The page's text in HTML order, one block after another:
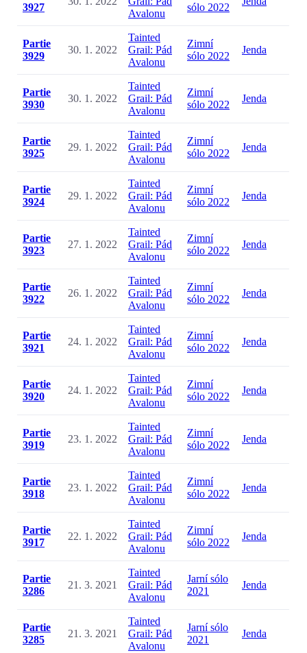
3927
Avalonu
sólo 2022
Partie
3929
30. 1. 2022
Tainted
Grail: Pád
Avalonu
Zimní
sólo 2022
Jenda
Partie
3930
30. 1. 2022
Tainted
Grail: Pád
Avalonu
Zimní
sólo 2022
Jenda
Partie
3925
29. 1. 2022
Tainted
Grail: Pád
Avalonu
Zimní
sólo 2022
Jenda
Partie
3924
29. 1. 2022
Tainted
Grail: Pád
Avalonu
Zimní
sólo 2022
Jenda
Partie
3923
27. 1. 2022
Tainted
Grail: Pád
Avalonu
Zimní
sólo 2022
Jenda
Partie
3922
26. 1. 2022
Tainted
Grail: Pád
Avalonu
Zimní
sólo 2022
Jenda
Partie
3921
24. 1. 2022
Tainted
Grail: Pád
Avalonu
Zimní
sólo 2022
Jenda
Partie
3920
24. 1. 2022
Tainted
Grail: Pád
Avalonu
Zimní
sólo 2022
Jenda
Partie
3919
23. 1. 2022
Tainted
Grail: Pád
Avalonu
Zimní
sólo 2022
Jenda
Partie
3918
23. 1. 2022
Tainted
Grail: Pád
Avalonu
Zimní
sólo 2022
Jenda
Partie
3917
22. 1. 2022
Tainted
Grail: Pád
Avalonu
Zimní
sólo 2022
Jenda
Partie
3286
21. 3. 2021
Tainted
Grail: Pád
Avalonu
Jarní sólo
2021
Jenda
Partie
3285
21. 3. 2021
Tainted
Grail: Pád
Avalonu
Jarní sólo
2021
Jenda